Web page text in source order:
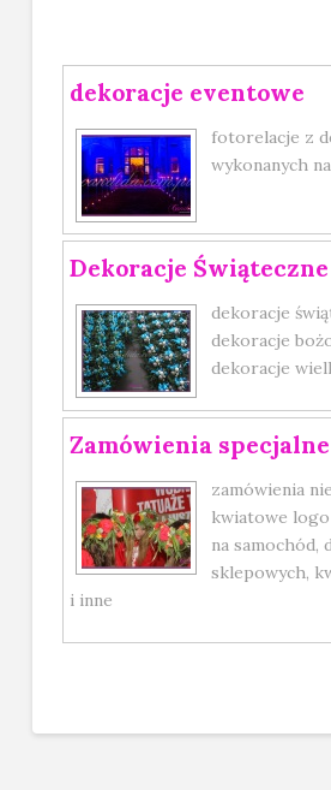
dekoracje eventowe
fotorelacje z
wykonanych
Dekoracje Świąteczne
dekoracje
dekoracje
dekoracje
Zamówienia specjalne
zamówienia
kwiatowe
na samochód,
sklepowych,
i inne